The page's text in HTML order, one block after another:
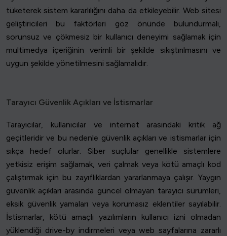
tüketerek sistem kararlılığını daha da etkileyebilir. Web sitesi
geliştiricileri bu faktörleri göz önünde bulundurmalı,
sorunsuz ve çökmesiz bir kullanıcı deneyimi sağlamak için
multimedya içeriğinin verimli bir şekilde sıkıştırılmasını ve
uygun şekilde yönetilmesini sağlamalıdır.
Tarayıcı Güvenlik Açıkları ve İstismarlar
Tarayıcılar, kullanıcılar ve internet arasındaki kritik ağ
geçitleridir ve bu nedenle güvenlik açıkları ve istismarlar için
sıkça hedef olurlar. Siber suçlular genellikle sistemlere
yetkisiz erişim sağlamak, veri çalmak veya kötü amaçlı kod
çalıştırmak için bu zayıflıklardan yararlanmaya çalışır. Yaygın
güvenlik açıkları arasında güncel olmayan tarayıcı sürümleri,
eksik güvenlik yamaları veya korumasız eklentiler sayılabilir.
İstismarlar, kötü amaçlı yazılımların kullanıcı izni olmadan
yüklendiği drive-by indirmeleri veya web sayfalarına zararlı